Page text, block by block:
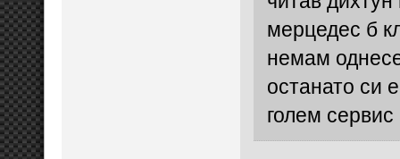
мерцедес б
немам
останато си
голем